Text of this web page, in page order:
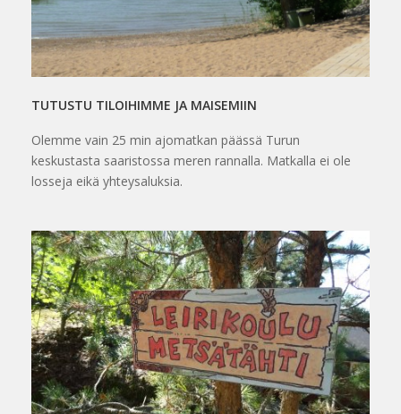
TUTUSTU TILOIHIMME JA MAISEMIIN
Olemme vain 25 min ajomatkan päässä Turun
keskustasta saaristossa meren rannalla. Matkalla ei ole
losseja eikä yhteysaluksia.